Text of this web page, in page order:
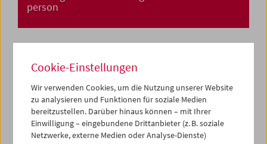
person
Cookie-Einstellungen
Wir verwenden Cookies, um die Nutzung unserer Website
zu analysieren und Funktionen für soziale Medien
bereitzustellen. Darüber hinaus können – mit Ihrer
Einwilligung – eingebundene Drittanbieter (z. B. soziale
Netzwerke, externe Medien oder Analyse-Dienste)